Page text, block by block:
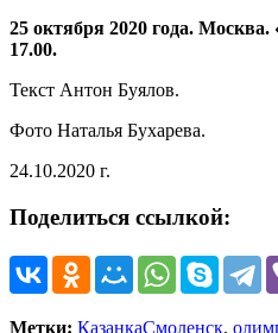
25 октября 2020 года.
17.00.
Текст Антон Буялов.
Фото Наталья Бухарева.
24.10.2020 г.
Поделиться ссылкой:
Метки: КазанкаСмоленск,